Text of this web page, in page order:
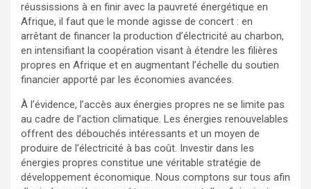
réussissions à en finir avec la pauvreté énergétique en
Afrique, il faut que le monde agisse de concert : en
arrêtant de financer la production d’électricité au charbon,
en intensifiant la coopération visant à étendre les filières
propres en Afrique et en augmentant l’échelle du soutien
financier apporté par les économies avancées.
À l’évidence, l’accès aux énergies propres ne se limite pas
au cadre de l’action climatique. Les énergies renouvelables
offrent des débouchés intéressants et un moyen de
produire de l’électricité à bas coût. Investir dans les
énergies propres constitue une véritable stratégie de
développement économique. Nous comptons sur tous afin